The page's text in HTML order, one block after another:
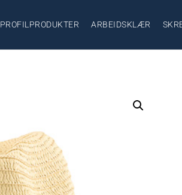
PROFILPRODUKTER ARBEIDSKLÆR